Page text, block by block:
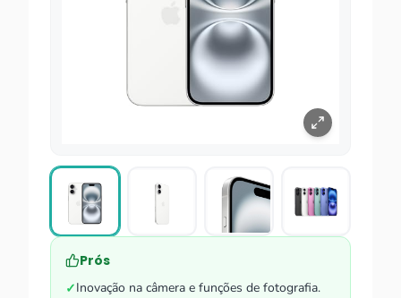
Prós
✓Inovação na câmera e funções de fotografia.